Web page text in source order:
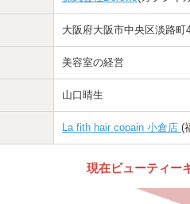
大阪府大阪市中央区淡路
美容室の経営
山口晴生
La fith hair copain 小倉店 (
現在ビューティー